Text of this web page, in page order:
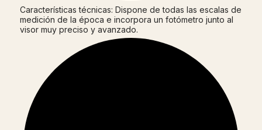
Características técnicas: Dispone de todas las escalas de
medición de la época e incorpora un fotómetro junto al
visor muy preciso y avanzado.